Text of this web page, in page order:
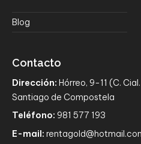
Blog
Contacto
Dirección: Hórreo, 9-11 (C.
Santiago de Compostela
Teléfono: 981 577 193
E-mail: